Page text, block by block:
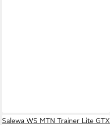
Salewa WS MTN Trainer Lite GTX